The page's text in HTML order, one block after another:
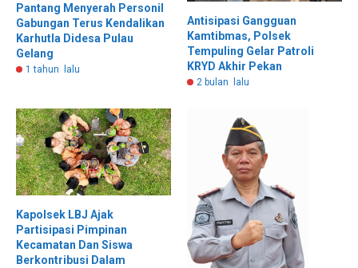
Pantang Menyerah Personil
Gabungan Terus Kendalikan
Karhutla Didesa Pulau
Gelang
1 tahun lalu
Antisipasi Gangguan
Kamtibmas, Polsek
Tempuling Gelar Patroli
KRYD Akhir Pekan
2 bulan lalu
Kapolsek LBJ Ajak
Partisipasi Pimpinan
Kecamatan Dan Siswa
Berkontribusi Dalam